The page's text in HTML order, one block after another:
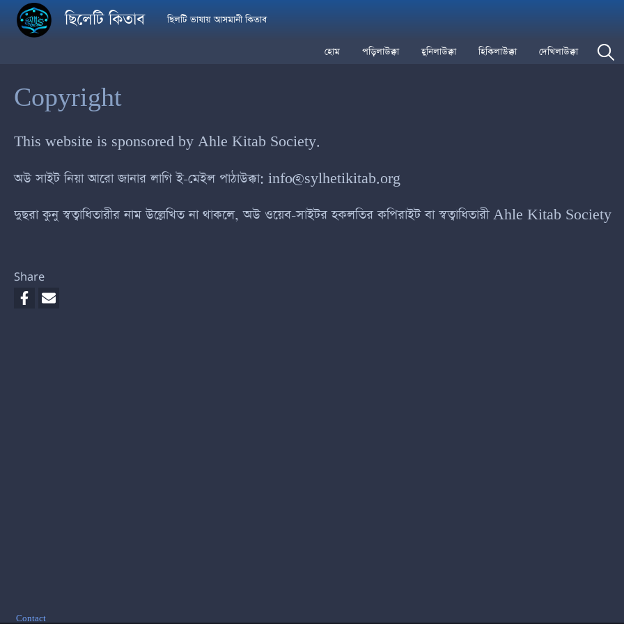
Skip to main content
ছিলেটি কিতাব ছিলটি ভাষায় আসমানী কিতাব
হোম পড়িলাউক্কা হুনিলাউক্কা হিকিলাউক্কা দেখিলাউক্কা
Copyright
This website is sponsored by Ahle Kitab Society.
অউ সাইট নিয়া আরো জানার লাগি ই-মেইল পাঠাউক্কা: info@sylhetikitab.org
দুছরা কুনু স্বত্বাধিতারীর নাম উল্লেখিত না থাকলে, অউ ওয়েব-সাইটর হকলতির কপিরাইট বা স্বত্বাধিতারী Ahle Kitab Society
Share
Contact